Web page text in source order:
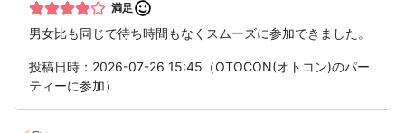
満足
男女比も同じで待ち時間もなくスムーズに参加できました。
投稿日時：2026-07-26 15:45（OTOCON(オトコン)のパー
ティーに参加）